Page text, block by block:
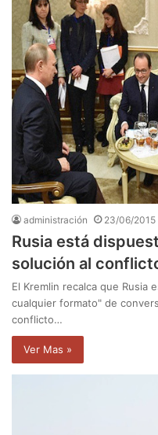
administración 23/06/2015
Rusia está
solución al
El Kremlin recalca que Rusia
cualquier formato" de
conflicto…
Ver Mas »